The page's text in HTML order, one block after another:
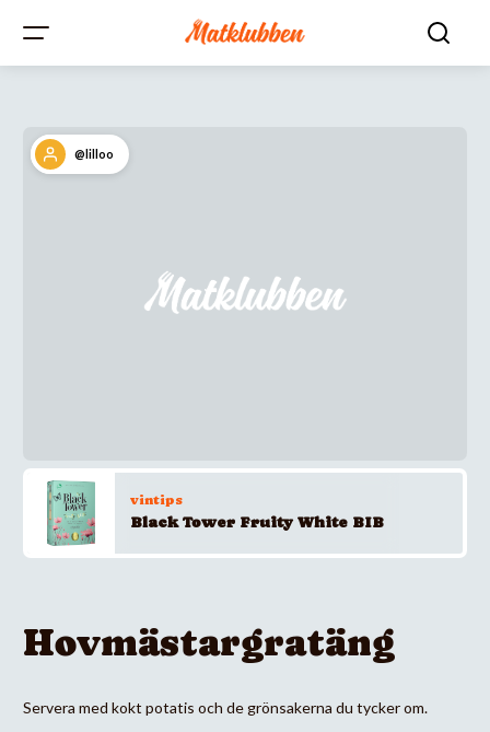
@lilloo
vintips
Black Tower Fruity White BIB
Hovmästargratäng
Servera med kokt potatis och de grönsakerna du tycker om.